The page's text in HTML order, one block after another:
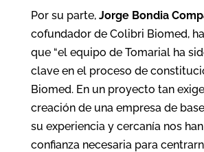
Por su parte, Jorge Bondia
cofundador de Colibri Biomed,
que “el equipo de Tomarial ha
clave en el proceso de
Biomed. En un proyecto tan
creación de una empresa de
su experiencia y cercanía nos
confianza necesaria para